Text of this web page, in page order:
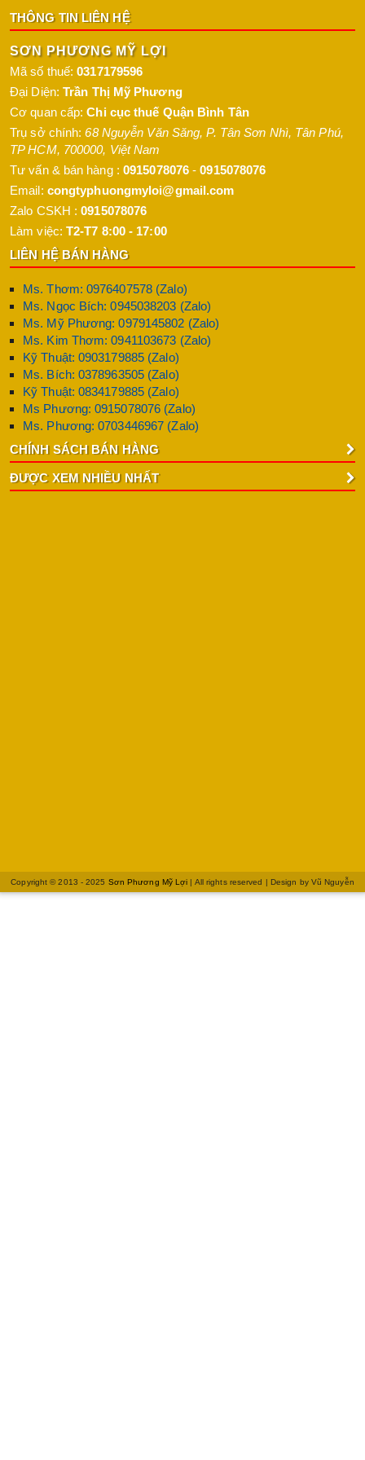
THÔNG TIN LIÊN HỆ
SƠN PHƯƠNG MỸ LỢI
Mã số thuế:0317179596
Đại Diện: Trần Thị Mỹ Phương
Cơ quan cấp:Chi cục thuế Quận Bình Tân
Trụ sở chính:68 Nguyễn Văn Săng, P. Tân Sơn Nhì, Tân Phú,
TP HCM, 700000, Việt Nam
Tư vấn & bán hàng : 0915078076 -0915078076
Email: congtyphuongmyloi@gmail.com
Zalo CSKH :0915078076
Làm việc: T2-T7 8:00 - 17:00
LIÊN HỆ BÁN HÀNG
Ms. Thơm: 0976407578 (Zalo)
Ms. Ngọc Bích: 0945038203 (Zalo)
Ms. Mỹ Phương: 0979145802 (Zalo)
Ms. Kim Thơm: 0941103673 (Zalo)
Kỹ Thuật: 0903179885 (Zalo)
Ms. Bích: 0378963505 (Zalo)
Kỹ Thuật: 0834179885 (Zalo)
Ms Phương: 0915078076 (Zalo)
Ms. Phương: 0703446967 (Zalo)
CHÍNH SÁCH BÁN HÀNG
ĐƯỢC XEM NHIỀU NHẤT
Copyright © 2013 - 2025 Sơn Phương Mỹ Lợi | All rights reserved | Design by Vũ Nguyễn